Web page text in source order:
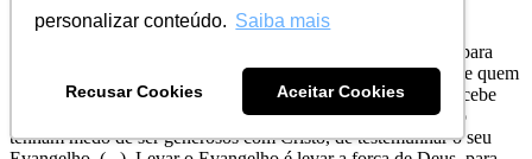
personalizar conteúdo. Saiba mais
Recusar Cookies Aceitar Cookies
No domingo, 28 de julho, durante a Santa Missa na orla de
Copacabana, o Papa proferiu três palavras: "Ide, sem medo, para
servir. Seguindo estas três palavras, vocês experimentarão que quem
evangeliza é evangelizado, quem transmite a alegria da fé, recebe
mais alegria. Queridos jovens, regressando às suas casas, não
tenham medo de ser generosos com Cristo, de testemunhar o seu